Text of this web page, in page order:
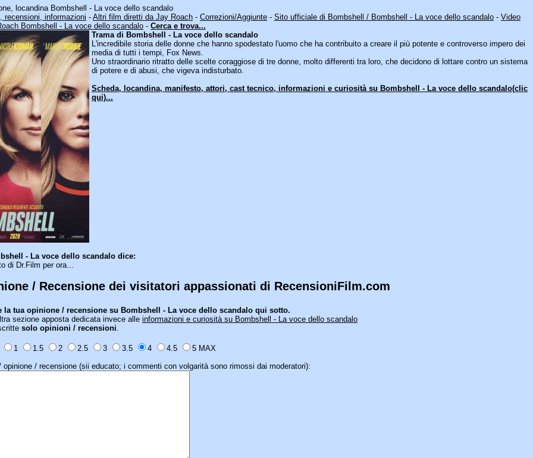
locandina Bombshell - La voce dello scandalo
recensioni, informazioni - Altri film diretti da Jay Roach - Correzioni/Aggiunte - Sito ufficiale di Bombshell / Bombshell - La voce dello scandalo - Video
Bombshell - La voce dello scandalo - Cerca e trova...
Trama di Bombshell - La voce dello scandalo
L'incredibile storia delle donne che hanno spodestato l'uomo che ha contribuito a creare il più potente e controverso impero dei
media di tutti i tempi, Fox News.
Uno straordinario ritratto delle scelte coraggiose di tre donne, molto differenti tra loro, che decidono di lottare contro un sistema
di potere e di abusi, che vigeva indisturbato.
Scheda, locandina, manifesto, attori, cast tecnico, informazioni e curiosità su Bombshell - La voce dello scandalo(clic
qui)...
- La voce dello scandalo dice:
di Dr.Film per ora...
/ Recensione dei visitatori appassionati di RecensioniFilm.com
la tua opinione / recensione su Bombshell - La voce dello scandalo qui sotto.
sezione apposta dedicata invece alle informazioni e curiosità su Bombshell - La voce dello scandalo
solo opinioni / recensioni
1 1.5 2 2.5 3 3.5 4 4.5
5 MAX
opinione / recensione (sii educato; i commenti con volgarità sono rimossi dai moderatori):